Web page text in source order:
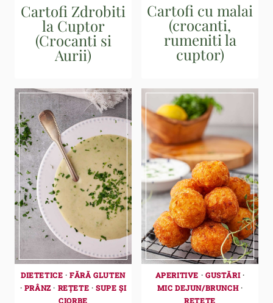
Cartofi Zdrobiti
la Cuptor
(Crocanti si
Aurii)
Cartofi cu malai
(crocanti,
rumeniti la
cuptor)
DIETETICE ·FĂRĂ GLUTEN
· PRÂNZ· REȚETE ·SUPE ȘI
CIORBE
APERITIVE · GUSTĂRI·
MIC DEJUN/BRUNCH·
REȚETE